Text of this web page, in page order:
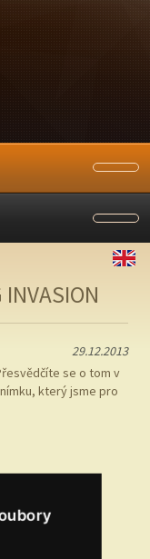
29.12.2013
se o tom v
který jsme pro